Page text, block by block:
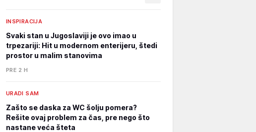
INSPIRACIJA
Svaki stan u Jugoslaviji je ovo imao u
trpezariji: Hit u modernom enterijeru, štedi
prostor u malim stanovima
PRE 2 H
URADI SAM
Zašto se daska za WC šolju pomera?
Rešite ovaj problem za čas, pre nego što
nastane veća šteta